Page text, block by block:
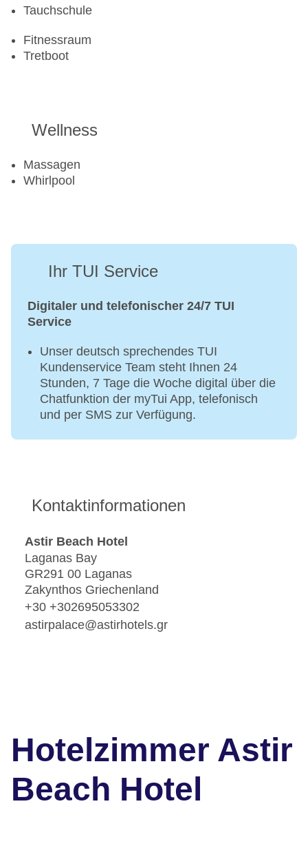
Tauchschule
Fitnessraum
Tretboot
Wellness
Massagen
Whirlpool
Ihr TUI Service
Digitaler und telefonischer 24/7 TUI
Service
Unser deutsch sprechendes TUI
Kundenservice Team steht Ihnen 24
Stunden, 7 Tage die Woche digital über die
Chatfunktion der myTui App, telefonisch
und per SMS zur Verfügung.
Kontaktinformationen
Astir Beach Hotel
Laganas Bay
GR291 00 Laganas
Zakynthos Griechenland
+30 +302695053302
astirpalace@astirhotels.gr
Hotelzimmer Astir
Beach Hotel